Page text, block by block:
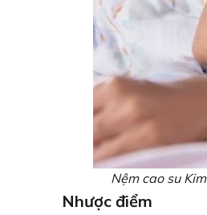
Nệm cao su
Nhược điểm